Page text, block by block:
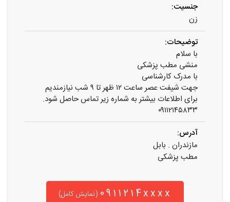
جنسیت:
زن
توضیحات:
با سلام
منشی مطب پزشکی
با مدرک کارشناسی
جهت شیفت عصر ساعت ۱۲ ظهر تا ۹ شب نیازمندیم
برای اطلاعات بیشتر به شماره زیر تماس حاصل شود.
۰۹۱۱۲۱۴۵۸۳۳
آدرس:
مازندران . بابل
مطب پزشکی
0911214xxxx (نمایش کامل)